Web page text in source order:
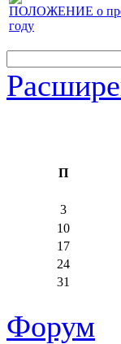
ПОЛОЖЕНИЕ о
году
П
3
10
17
24
31
Форум